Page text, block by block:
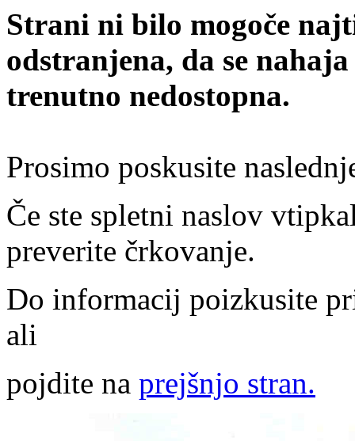
Strani ni bilo mogoče
odstranjena, da se
trenutno nedostopna.
Prosimo poskusite
Če ste spletni naslov
preverite črkovanje.
Do informacij poizkusite
ali
pojdite na prejšnjo stran.